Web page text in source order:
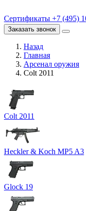
Сертификаты +7 (495)
Заказать звонок
Назад
Главная
Арсенал оружия
Colt 2011
Colt 2011
Heckler & Koch MP5 A3
Glock 19